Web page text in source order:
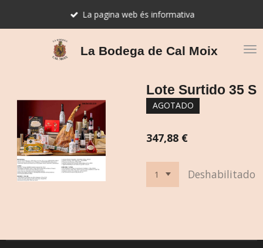
La Bodega de Cal Moix
La pagina web és informativa
Lote Surtido 35 S
AGOTADO
347,88 €
Deshabilitado